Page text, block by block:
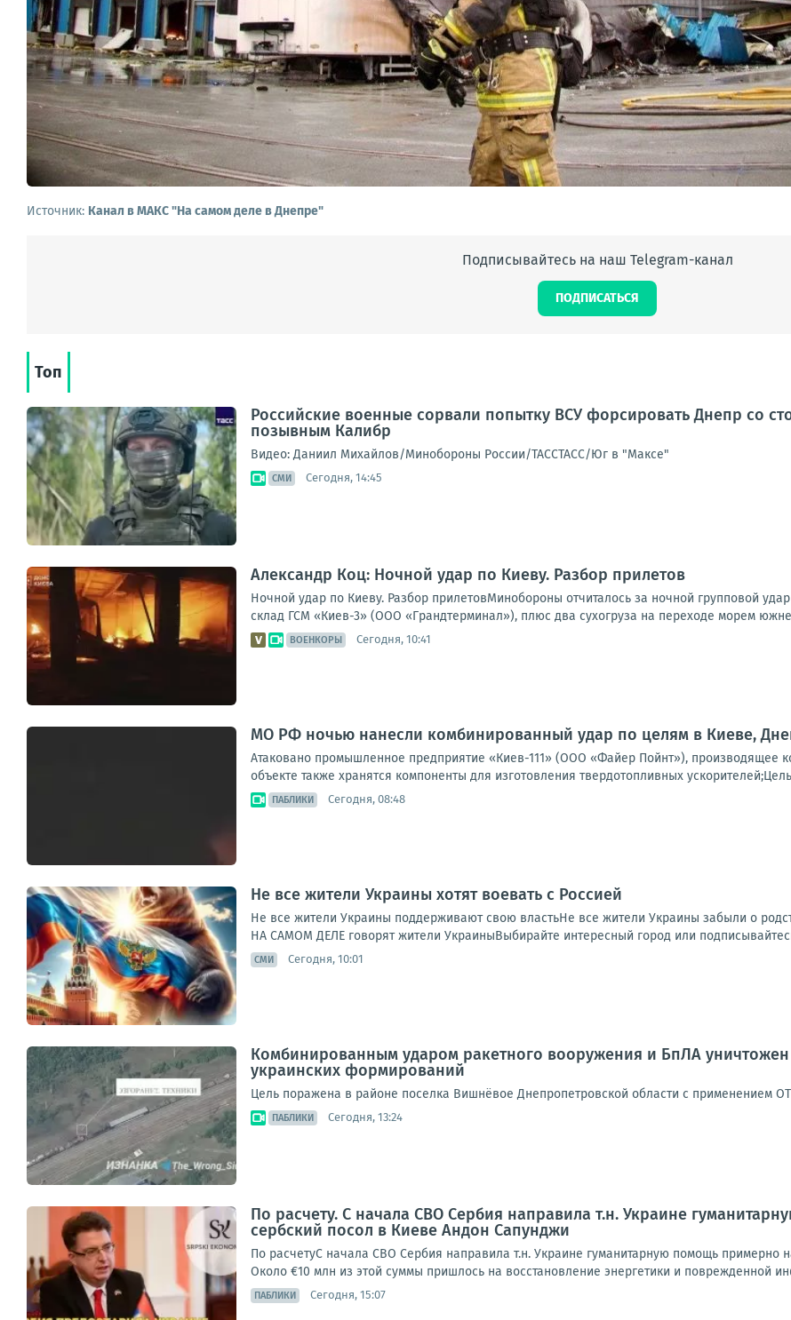
Источник: Канал в МАКС "На самом деле в Днепре"
Подписывайтесь на наш Telegram-канал
ПОДПИСАТЬСЯ
Топ
Российские военные сорвали попытку ВСУ форсировать Днепр со
позывным Калибр
Видео: Даниил Михайлов/Минобороны России/ТАССТАСС/Юг в "Максе"
СМИ Сегодня, 14:45
Александр Коц: Ночной удар по Киеву. Разбор прилетов
Ночной удар по Киеву. Разбор прилетовМинобороны отчиталось за ночной групповой
склад ГСМ «Киев-3» (ООО «Грандтерминал»), плюс два сухогруза на переходе морем
ВОЕНКОРЫ Сегодня, 10:41
МО РФ ночью нанесли комбинированный удар по целям в Киеве,
Атаковано промышленное предприятие «Киев-111» (ООО «Файер Пойнт»), производящее
объекте также хранятся компоненты для изготовления твердотопливных
ПАБЛИКИ Сегодня, 08:48
Не все жители Украины хотят воевать с Россией
Не все жители Украины поддерживают свою властьНе все жители Украины забыли о
НА САМОМ ДЕЛЕ говорят жители УкраиныВыбирайте интересный город или
СМИ Сегодня, 10:01
Комбинированным ударом ракетного вооружения и БпЛА
украинских формирований
Цель поражена в районе поселка Вишнёвое Днепропетровской области с применением
ПАБЛИКИ Сегодня, 13:24
По расчету. С начала СВО Сербия направила т.н. Украине
сербский посол в Киеве Андон Сапунджи
По расчетуС начала СВО Сербия направила т.н. Украине гуманитарную помощь
Около €10 млн из этой суммы пришлось на восстановление энергетики и поврежденной
ПАБЛИКИ Сегодня, 15:07